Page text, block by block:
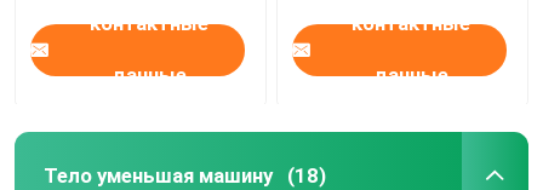
контактные
данные
контактные
данные
Тело уменьшая машину (18)